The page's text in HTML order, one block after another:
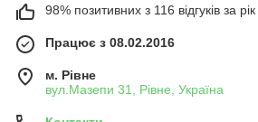
98% позитивних з 116 відгуків за рік
Працює з 08.02.2016
м. Рівне
вул.Мазепи 31, Рівне, Україна